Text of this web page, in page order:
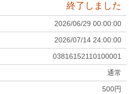
終了しました
2026/06/29 00:00:00
2026/07/14 24:00:00
03816152110100001
通常
500円